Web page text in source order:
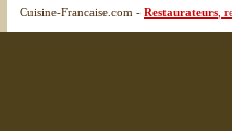
Cuisine-Francaise.com - Restaurateurs ,